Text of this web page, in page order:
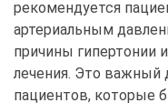
рекомендуется
артериальным
причины гипертонии
лечения. Это важный
пациентов, которые